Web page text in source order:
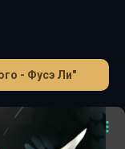
- Фусэ Ли"